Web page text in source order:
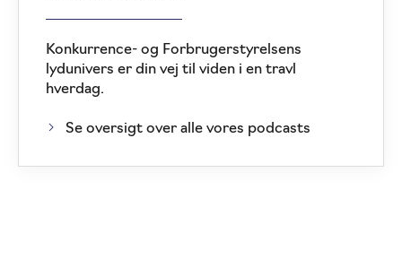
Konkurrence- og Forbrugerstyrelsens
lydunivers er din vej til viden i en travl
hverdag.
Se oversigt over alle vores podcasts